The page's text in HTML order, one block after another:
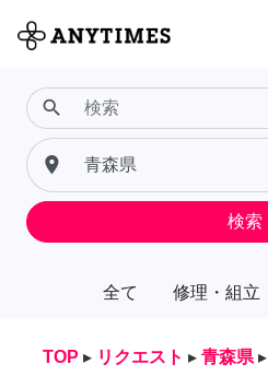
全て 修理・組立
search
place
検索
TOP ▸ リクエスト ▸ 青森県 ▸